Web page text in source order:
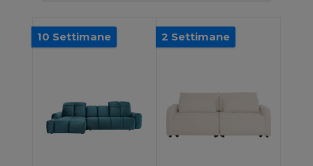
10 Settimane 2 Settimane